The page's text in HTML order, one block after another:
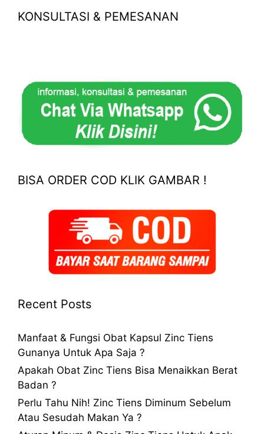
KONSULTASI & PEMESANAN
BISA ORDER COD KLIK GAMBAR !
Recent Posts
Manfaat & Fungsi Obat Kapsul Zinc Tiens
Gunanya Untuk Apa Saja ?
Apakah Obat Zinc Tiens Bisa Menaikkan Berat
Badan ?
Perlu Tahu Nih! Zinc Tiens Diminum Sebelum
Atau Sesudah Makan Ya ?